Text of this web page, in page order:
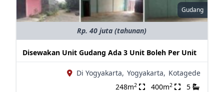
Gudang
Rp. 40 juta (tahunan)
Disewakan Unit Gudang Ada 3 Unit Boleh Per Unit
Di Yogyakarta, Yogyakarta, Kotagede
248m2 400m2 5